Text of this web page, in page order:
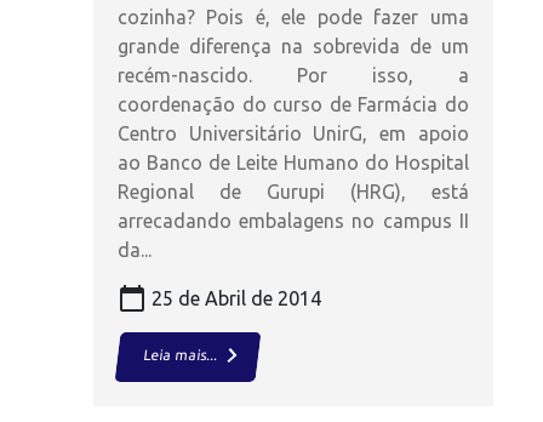
cozinha? Pois é, ele pode fazer uma
grande diferença na sobrevida de um
recém-nascido. Por isso, a
coordenação do curso de Farmácia do
Centro Universitário UnirG, em apoio
ao Banco de Leite Humano do Hospital
Regional de Gurupi (HRG), está
arrecadando embalagens no campus II
da...
calendar_today 25 de Abril de 2014
Leia mais... keyboard_arrow_right